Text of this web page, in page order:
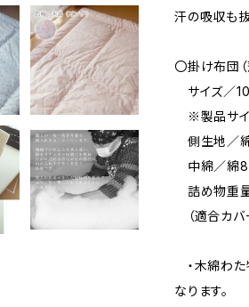
汗の吸収も
〇掛け布団
サイズ／
※製品サイ
側生地／
中綿／綿
詰め物重
（適合カバ
・木綿わた
なります。